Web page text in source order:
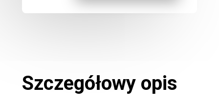
Szczegółowy opis